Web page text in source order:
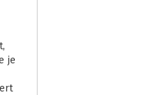
je